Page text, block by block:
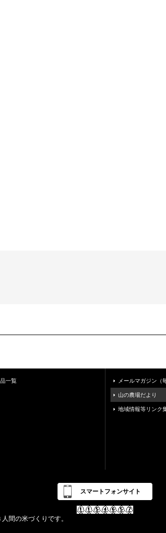
一覧 メールマガジン（
山の農場だより
地域情報等リンク
スマートフォンサイト
間の米づくりです。